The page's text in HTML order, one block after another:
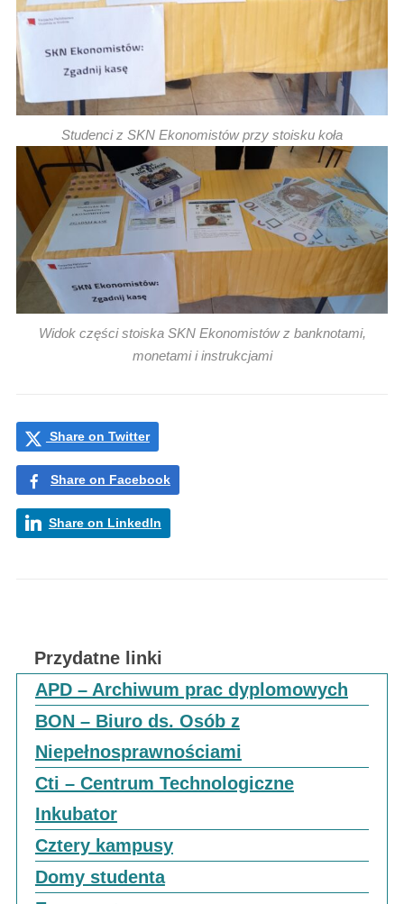
Studenci z SKN Ekonomistów przy stoisku koła
Widok części stoiska SKN Ekonomistów z banknotami,
monetami i instrukcjami
Share on Twitter
Share on Facebook
Share on LinkedIn
Przydatne linki
APD – Archiwum prac dyplomowych
BON – Biuro ds. Osób z
Niepełnosprawnościami
Cti – Centrum Technologiczne
Inkubator
Cztery kampusy
Domy studenta